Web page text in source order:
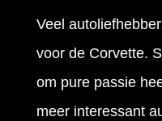
Veel
voor de Corvette.
om pure passie
meer interessant